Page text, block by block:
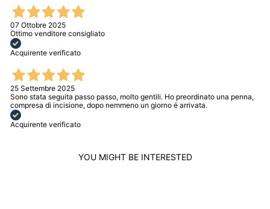
07 Ottobre 2025
Ottimo venditore consigliato
Acquirente verificato
25 Settembre 2025
Sono stata seguita passo passo, molto gentili. Ho preordinato una penna,
compresa di incisione, dopo nemmeno un giorno é arrivata.
Acquirente verificato
YOU MIGHT BE INTERESTED